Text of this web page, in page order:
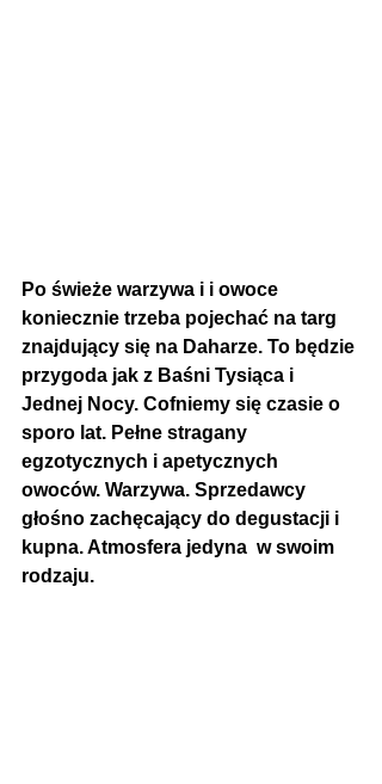
Po świeże warzywa i i owoce
koniecznie trzeba pojechać na targ
znajdujący się na Daharze. To będzie
przygoda jak z Baśni Tysiąca i
Jednej Nocy. Cofniemy się czasie o
sporo lat. Pełne stragany
egzotycznych i apetycznych
owoców. Warzywa. Sprzedawcy
głośno zachęcający do degustacji i
kupna. Atmosfera jedyna  w swoim
rodzaju.